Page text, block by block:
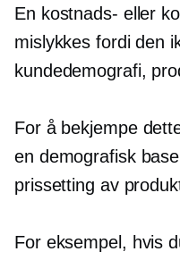
En kostnads- eller
mislykkes fordi den
kundedemografi,
For å bekjempe
en demografisk
prissetting av
For eksempel, hvis